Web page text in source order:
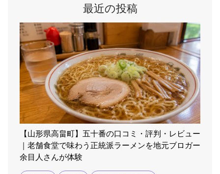
最近の投稿
【山形県高畠町】五十番の口コミ・評判・レビュー
｜老舗食堂で味わう正統派ラーメンを地元ブロガー
余目人さんが体験